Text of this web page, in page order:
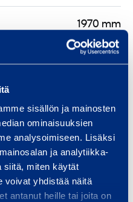
sisällön ja mainosten
ominaisuuksien
analysoimiseen. Lisäksi
ja analytiikka-
siitä, miten käytät
voivat yhdistää näitä
antanut heille tai joita on
1970 mm